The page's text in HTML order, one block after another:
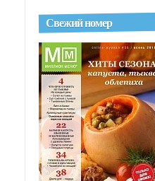
Свежий номер